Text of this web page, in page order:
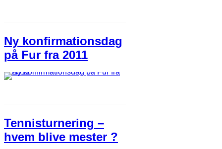
Ny konfirmationsdag
på Fur fra 2011
Tennisturnering –
hvem blive mester ?